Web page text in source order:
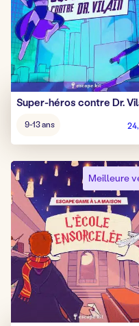
Super-héros contre Dr.
pour
9-13 ans
Meilleure